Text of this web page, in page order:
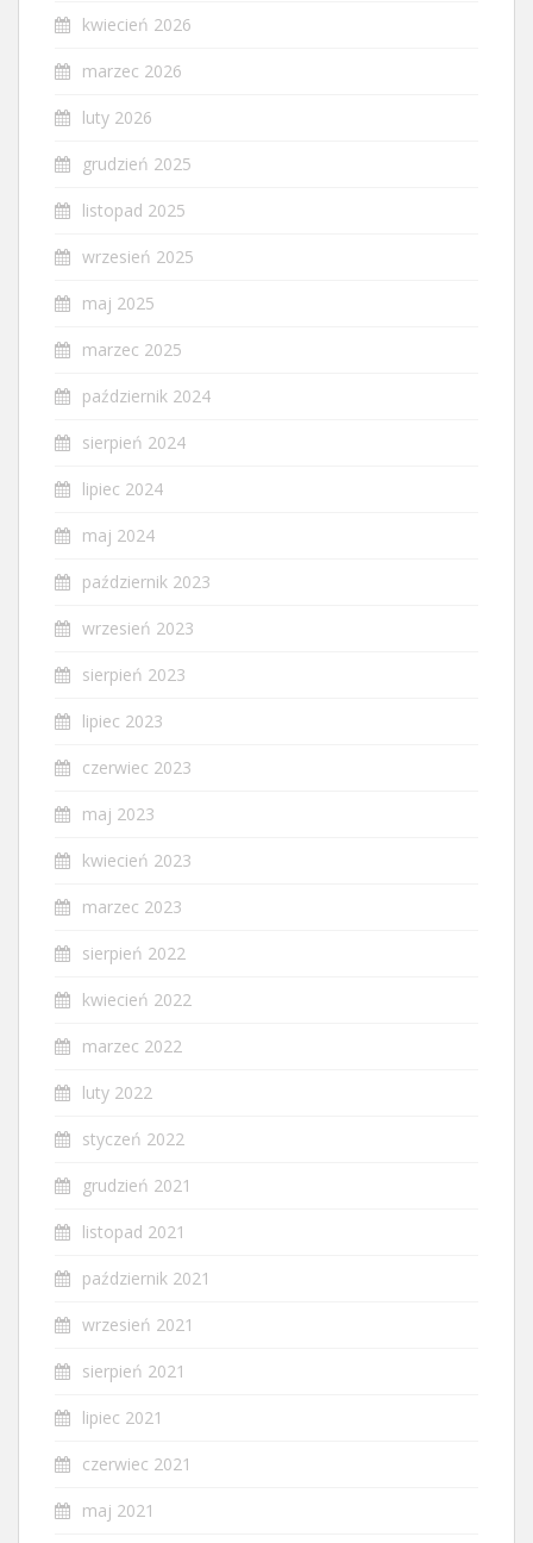
kwiecień 2026
marzec 2026
luty 2026
grudzień 2025
listopad 2025
wrzesień 2025
maj 2025
marzec 2025
październik 2024
sierpień 2024
lipiec 2024
maj 2024
październik 2023
wrzesień 2023
sierpień 2023
lipiec 2023
czerwiec 2023
maj 2023
kwiecień 2023
marzec 2023
sierpień 2022
kwiecień 2022
marzec 2022
luty 2022
styczeń 2022
grudzień 2021
listopad 2021
październik 2021
wrzesień 2021
sierpień 2021
lipiec 2021
czerwiec 2021
maj 2021